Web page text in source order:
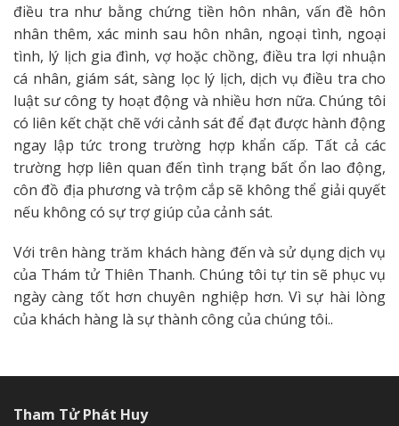
điều tra như bằng chứng tiền hôn nhân, vấn đề hôn
nhân thêm, xác minh sau hôn nhân, ngoại tình, ngoại
tình, lý lịch gia đình, vợ hoặc chồng, điều tra lợi nhuận
cá nhân, giám sát, sàng lọc lý lịch, dịch vụ điều tra cho
luật sư công ty hoạt động và nhiều hơn nữa. Chúng tôi
có liên kết chặt chẽ với cảnh sát để đạt được hành động
ngay lập tức trong trường hợp khẩn cấp. Tất cả các
trường hợp liên quan đến tình trạng bất ổn lao động,
côn đồ địa phương và trộm cắp sẽ không thể giải quyết
nếu không có sự trợ giúp của cảnh sát.
Với trên hàng trăm khách hàng đến và sử dụng dịch vụ
của Thám tử Thiên Thanh. Chúng tôi tự tin sẽ phục vụ
ngày càng tốt hơn chuyên nghiệp hơn. Vì sự hài lòng
của khách hàng là sự thành công của chúng tôi..
Tham Tử Phát Huy